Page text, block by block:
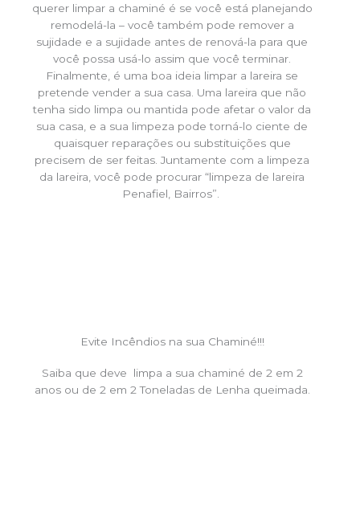
querer limpar a chaminé é se você está planejando
remodelá-la – você também pode remover a
sujidade e a sujidade antes de renová-la para que
você possa usá-lo assim que você terminar.
Finalmente, é uma boa ideia limpar a lareira se
pretende vender a sua casa. Uma lareira que não
tenha sido limpa ou mantida pode afetar o valor da
sua casa, e a sua limpeza pode torná-lo ciente de
quaisquer reparações ou substituições que
precisem de ser feitas. Juntamente com a limpeza
da lareira, você pode procurar “limpeza de lareira
Penafiel, Bairros”.
Evite Incêndios na sua Chaminé!!!
Saiba que deve limpa a sua chaminé de 2 em 2
anos ou de 2 em 2 Toneladas de Lenha queimada.